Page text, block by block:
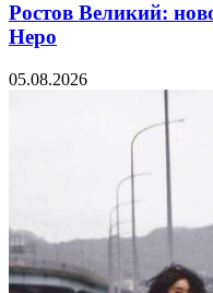
Ростов Великий:
Неро
05.08.2026